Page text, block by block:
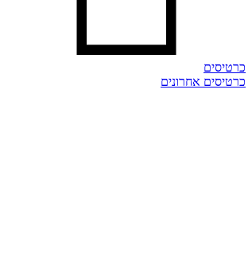
כרטיסים
כרטיסים אחרונים